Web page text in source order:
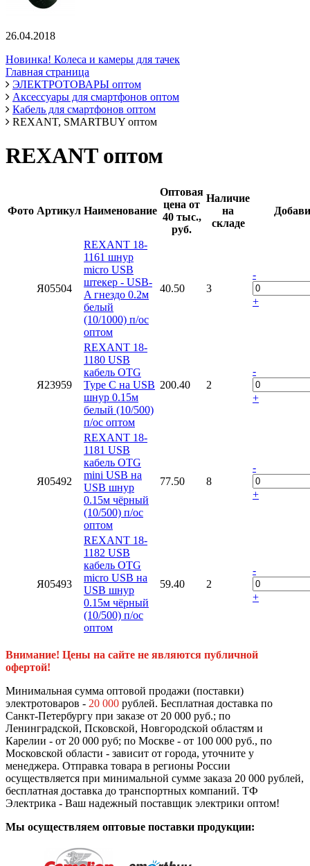
26.04.2018
Новинка! Колеса и камеры для тачек
Главная страница
ЭЛЕКТРОТОВАРЫ оптом
Аксессуары для смартфонов оптом
Кабель для смартфонов оптом
REXANT, SMARTBUY оптом
REXANT оптом
Фото Артикул Наименование
Оптовая
цена от
40 тыс.,
руб.
Наличие
на
складе
Я05504
REXANT 18-
1161 шнур
micro USB
штекер - USB-
A гнездо 0.2м
белый
(10/1000) п/ос
оптом
40.50 3
-
+
Я23959
REXANT 18-
1180 USB
кабель OTG
Type C на USB
шнур 0.15м
белый (10/500)
п/ос оптом
200.40 2
-
+
Я05492
REXANT 18-
1181 USB
кабель OTG
mini USB на
USB шнур
0.15м чёрный
(10/500) п/ос
оптом
77.50 8
-
+
Я05493
REXANT 18-
1182 USB
кабель OTG
micro USB на
USB шнур
0.15м чёрный
(10/500) п/ос
оптом
59.40 2
-
+
Внимание! Цены на сайте не являются публичной
офертой!
Минимальная сумма оптовой продажи (поставки)
электротоваров - 20 000 рублей. Бесплатная доставка по
Санкт-Петербургу при заказе от 20 000 руб.; по
Ленинградской, Псковской, Новгородской областям и
Карелии - от 20 000 руб; по Москве - от 100 000 руб., по
Московской области - зависит от города, уточните у
менеджера. Отправка товара в регионы России
осуществляется при минимальной сумме заказа 20 000 рублей,
бесплатная доставка до транспортных компаний. ТФ
Электрика - Ваш надежный поставщик электрики оптом!
Мы осуществляем оптовые поставки продукции: